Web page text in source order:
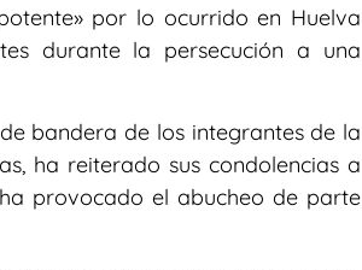
por lo ocurrido en Huelva
durante la persecución a una
bandera de los integrantes de la
ha reiterado sus condolencias a
provocado el abucheo de parte